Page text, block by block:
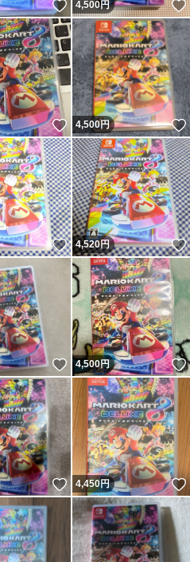
いいね！
4,500円
いいね！
4,500円
いいね！
4,520円
いいね！
4,500円
いいね！
4,450円